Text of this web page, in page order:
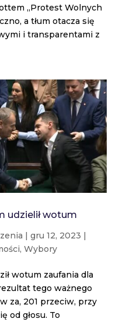
„Protest Wolnych
a tłum otacza się
i transparentami z
udzielił wotum
| gru 12, 2023 |
, Wybory
wotum zaufania dla
tego ważnego
za, 201 przeciw, przy
od głosu. To